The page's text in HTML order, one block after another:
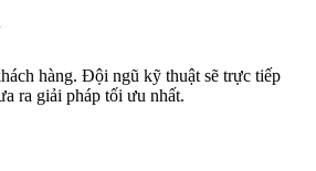
hàng. Đội ngũ kỹ thuật sẽ trực tiếp
ra giải pháp tối ưu nhất.